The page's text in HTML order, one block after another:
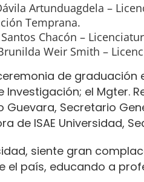
Artunduagdela –
Temprana.
Chacón –
Weir Smith –
de graduación
Investigación; el Mgter.
Guevara, Secretario
de ISAE Universidad,
siente gran
el país, educando a